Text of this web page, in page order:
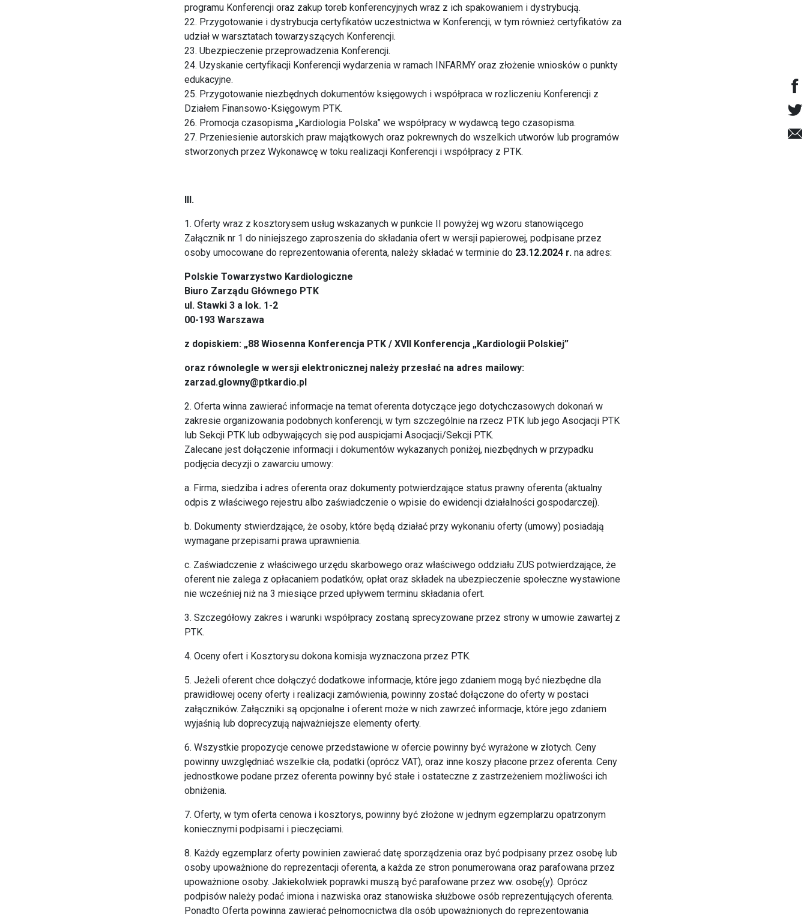
programu Konferencji oraz zakup toreb konferencyjnych wraz z ich spakowaniem i dystrybucją.
22. Przygotowanie i dystrybucja certyfikatów uczestnictwa w Konferencji, w tym również certyfikatów za
udział w warsztatach towarzyszących Konferencji.
23. Ubezpieczenie przeprowadzenia Konferencji.
24. Uzyskanie certyfikacji Konferencji wydarzenia w ramach INFARMY oraz złożenie wniosków o punkty
edukacyjne.
25. Przygotowanie niezbędnych dokumentów księgowych i współpraca w rozliczeniu Konferencji z
Działem Finansowo-Księgowym PTK.
26. Promocja czasopisma „Kardiologia Polska” we współpracy w wydawcą tego czasopisma.
27. Przeniesienie autorskich praw majątkowych oraz pokrewnych do wszelkich utworów lub programów
stworzonych przez Wykonawcę w toku realizacji Konferencji i współpracy z PTK.
III.
1. Oferty wraz z kosztorysem usług wskazanych w punkcie II powyżej wg wzoru stanowiącego
Załącznik nr 1 do niniejszego zaproszenia do składania ofert w wersji papierowej, podpisane przez
osoby umocowane do reprezentowania oferenta, należy składać w terminie do 23.12.2024 r. na adres:
Polskie Towarzystwo Kardiologiczne
Biuro Zarządu Głównego PTK
ul. Stawki 3 a lok. 1-2
00-193 Warszawa
z dopiskiem: „88 Wiosenna Konferencja PTK / XVII Konferencja „Kardiologii Polskiej”
oraz równolegle w wersji elektronicznej należy przesłać na adres mailowy:
zarzad.glowny@ptkardio.pl
2. Oferta winna zawierać informacje na temat oferenta dotyczące jego dotychczasowych dokonań w
zakresie organizowania podobnych konferencji, w tym szczególnie na rzecz PTK lub jego Asocjacji PTK
lub Sekcji PTK lub odbywających się pod auspicjami Asocjacji/Sekcji PTK.
Zalecane jest dołączenie informacji i dokumentów wykazanych poniżej, niezbędnych w przypadku
podjęcia decyzji o zawarciu umowy:
a. Firma, siedziba i adres oferenta oraz dokumenty potwierdzające status prawny oferenta (aktualny
odpis z właściwego rejestru albo zaświadczenie o wpisie do ewidencji działalności gospodarczej).
b. Dokumenty stwierdzające, że osoby, które będą działać przy wykonaniu oferty (umowy) posiadają
wymagane przepisami prawa uprawnienia.
c. Zaświadczenie z właściwego urzędu skarbowego oraz właściwego oddziału ZUS potwierdzające, że
oferent nie zalega z opłacaniem podatków, opłat oraz składek na ubezpieczenie społeczne wystawione
nie wcześniej niż na 3 miesiące przed upływem terminu składania ofert.
3. Szczegółowy zakres i warunki współpracy zostaną sprecyzowane przez strony w umowie zawartej z
PTK.
4. Oceny ofert i Kosztorysu dokona komisja wyznaczona przez PTK.
5. Jeżeli oferent chce dołączyć dodatkowe informacje, które jego zdaniem mogą być niezbędne dla
prawidłowej oceny oferty i realizacji zamówienia, powinny zostać dołączone do oferty w postaci
załączników. Załączniki są opcjonalne i oferent może w nich zawrzeć informacje, które jego zdaniem
wyjaśnią lub doprecyzują najważniejsze elementy oferty.
6. Wszystkie propozycje cenowe przedstawione w ofercie powinny być wyrażone w złotych. Ceny
powinny uwzględniać wszelkie cła, podatki (oprócz VAT), oraz inne koszy płacone przez oferenta. Ceny
jednostkowe podane przez oferenta powinny być stałe i ostateczne z zastrzeżeniem możliwości ich
obniżenia.
7. Oferty, w tym oferta cenowa i kosztorys, powinny być złożone w jednym egzemplarzu opatrzonym
koniecznymi podpisami i pieczęciami.
8. Każdy egzemplarz oferty powinien zawierać datę sporządzenia oraz być podpisany przez osobę lub
osoby upoważnione do reprezentacji oferenta, a każda ze stron ponumerowana oraz parafowana przez
upoważnione osoby. Jakiekolwiek poprawki muszą być parafowane przez ww. osobę(y). Oprócz
podpisów należy podać imiona i nazwiska oraz stanowiska służbowe osób reprezentujących oferenta.
Ponadto Oferta powinna zawierać pełnomocnictwa dla osób upoważnionych do reprezentowania